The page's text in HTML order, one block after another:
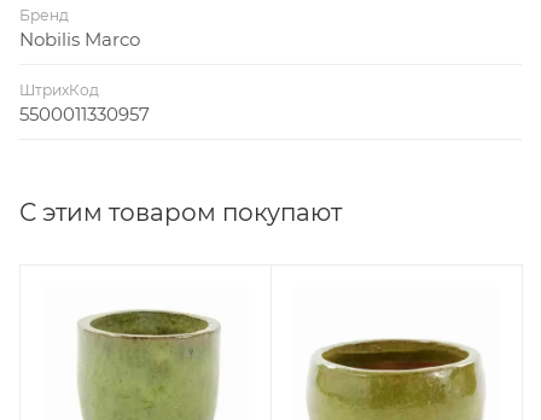
Бренд
Nobilis Marco
ШтрихКод
5500011330957
С этим товаром покупают